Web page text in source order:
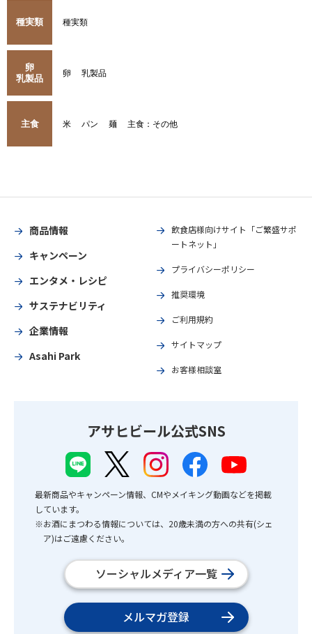
種実類 種実類
卵
乳製品
卵 乳製品
主食 米 パン 麺 主食：その他
商品情報
キャンペーン
エンタメ・レシピ
サステナビリティ
企業情報
Asahi Park
飲食店様向けサイト「ご繁盛サポ
ートネット」
プライバシーポリシー
推奨環境
ご利用規約
サイトマップ
お客様相談室
アサヒビール公式SNS
最新商品やキャンペーン情報、CMやメイキング動画などを掲載
しています。
※お酒にまつわる情報については、20歳未満の方への共有(シェ
ア)はご遠慮ください。
ソーシャルメディア一覧
メルマガ登録